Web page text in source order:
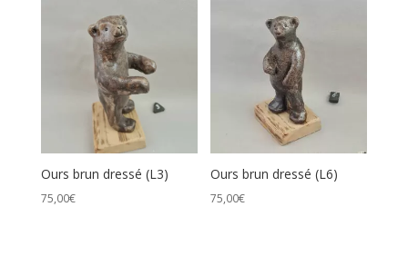
Ours brun dressé (L3)
75,00€
Ours brun dressé (L6)
75,00€